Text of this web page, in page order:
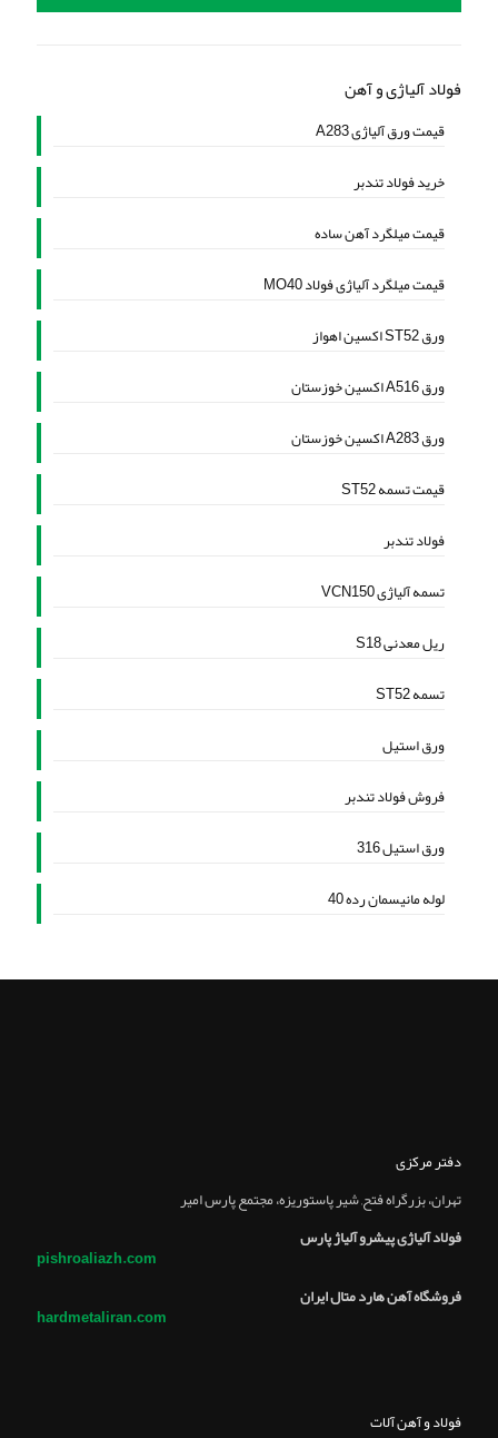
فولاد آلیاژی و آهن
قیمت ورق آلیاژی A283
خرید فولاد تندبر
قیمت میلگرد آهن ساده
قیمت میلگرد آلیاژی فولاد MO40
ورق ST52 اکسین اهواز
ورق A516 اکسین خوزستان
ورق A283 اکسین خوزستان
قیمت تسمه ST52
فولاد تندبر
تسمه آلیاژی VCN150
ریل معدنی S18
تسمه ST52
ورق استیل
فروش فولاد تندبر
ورق استیل 316
لوله مانیسمان رده 40
دفتر مرکزی
تهران، بزرگراه فتح, شير پاستوريزه، مجتمع پارس امير
فولاد آلیاژی پیشرو آلیاژ پارس
pishroaliazh.com
فروشگاه آهن هارد متال ایران
hardmetaliran.com
فولاد و آهن آلات